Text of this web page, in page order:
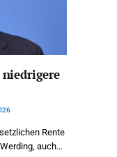
Rente
auch…